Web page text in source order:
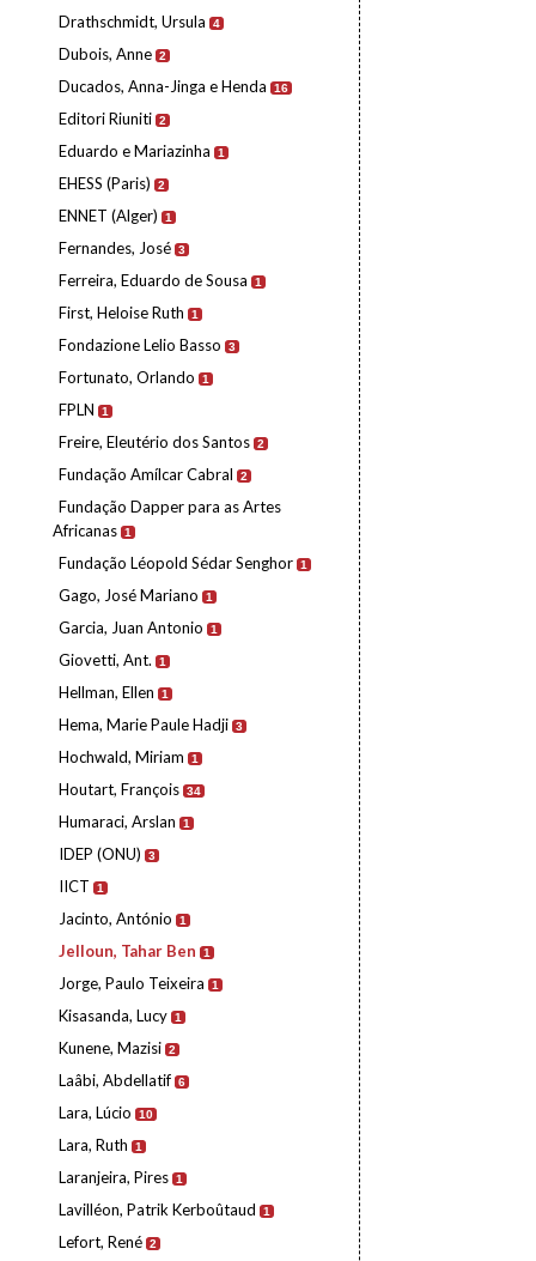
Drathschmidt, Ursula 4
Dubois, Anne 2
Ducados, Anna-Jinga e Henda 16
Editori Riuniti 2
Eduardo e Mariazinha 1
EHESS (Paris) 2
ENNET (Alger) 1
Fernandes, José 3
Ferreira, Eduardo de Sousa 1
First, Heloise Ruth 1
Fondazione Lelio Basso 3
Fortunato, Orlando 1
FPLN 1
Freire, Eleutério dos Santos 2
Fundação Amílcar Cabral 2
Fundação Dapper para as Artes
Africanas 1
Fundação Léopold Sédar Senghor 1
Gago, José Mariano 1
Garcia, Juan Antonio 1
Giovetti, Ant. 1
Hellman, Ellen 1
Hema, Marie Paule Hadji 3
Hochwald, Miriam 1
Houtart, François 34
Humaraci, Arslan 1
IDEP (ONU) 3
IICT 1
Jacinto, António 1
Jelloun, Tahar Ben 1
Jorge, Paulo Teixeira 1
Kisasanda, Lucy 1
Kunene, Mazisi 2
Laâbi, Abdellatif 6
Lara, Lúcio 10
Lara, Ruth 1
Laranjeira, Pires 1
Lavilléon, Patrik Kerboûtaud 1
Lefort, René 2